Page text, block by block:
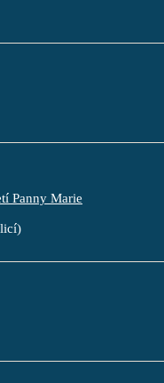
Panny Marie